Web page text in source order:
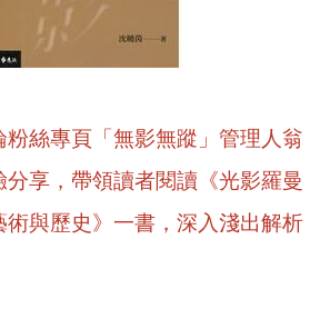
粉絲專頁「無影無蹤」管理人翁
享， 帶領讀者閱讀《光影羅曼
與歷史》一書， 深入淺出解析